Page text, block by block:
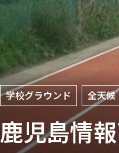
学校グラウンド 全天候
鹿児島情